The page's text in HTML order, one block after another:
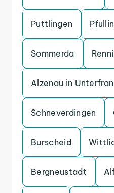
Puttlingen
Sommerda
Alzenau in
Schneverdingen
Burscheid
Bergneustadt